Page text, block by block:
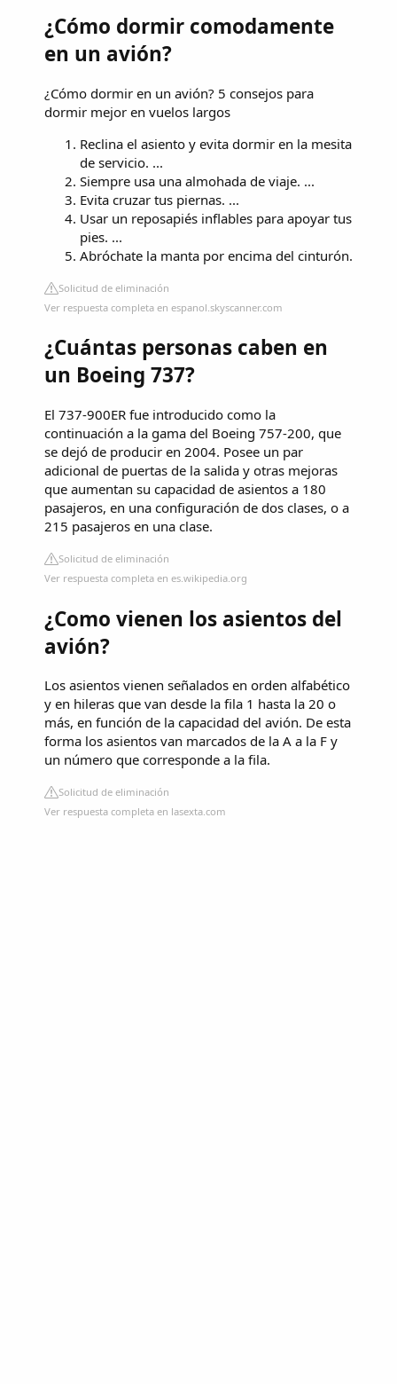
¿Cómo dormir comodamente
en un avión?
¿Cómo dormir en un avión? 5 consejos para
dormir mejor en vuelos largos
Reclina el asiento y evita dormir en la mesita
de servicio. ...
Siempre usa una almohada de viaje. ...
Evita cruzar tus piernas. ...
Usar un reposapiés inflables para apoyar tus
pies. ...
Abróchate la manta por encima del cinturón.
Solicitud de eliminación
Ver respuesta completa en espanol.skyscanner.com
¿Cuántas personas caben en
un Boeing 737?
El 737-900ER fue introducido como la
continuación a la gama del Boeing 757-200, que
se dejó de producir en 2004. Posee un par
adicional de puertas de la salida y otras mejoras
que aumentan su capacidad de asientos a 180
pasajeros, en una configuración de dos clases, o a
215 pasajeros en una clase.
Solicitud de eliminación
Ver respuesta completa en es.wikipedia.org
¿Como vienen los asientos del
avión?
Los asientos vienen señalados en orden alfabético
y en hileras que van desde la fila 1 hasta la 20 o
más, en función de la capacidad del avión. De esta
forma los asientos van marcados de la A a la F y
un número que corresponde a la fila.
Solicitud de eliminación
Ver respuesta completa en lasexta.com